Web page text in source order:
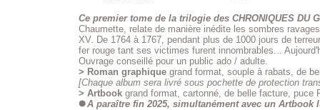
Ce premier tome de la trilogie des CHRONIQUES DU
Chaumette, relate de manière inédite les sombres
XV. De 1764 à 1767, pendant plus de 1000 jours de
fer rouge tant ses victimes furent innombrables...
Ouvrage conseillé pour un public ado / adulte.
> Roman graphique grand format, souple à rabats, de
[Chaque album sera livré sous pochette de protection
> Artbook grand format, cartonné, de belle facture, puce
A paraître fin 2025, simultanément avec un